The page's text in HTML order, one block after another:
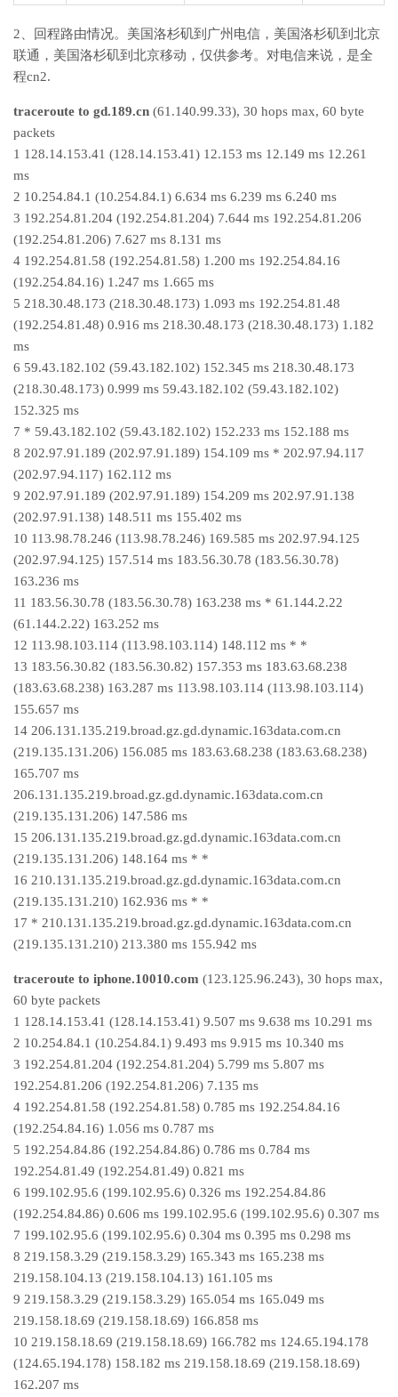
2、回程路由情况。美国洛杉矶到广州电信，美国洛杉矶到北京
联通，美国洛杉矶到北京移动，仅供参考。对电信来说，是全
程cn2.
traceroute to gd.189.cn (61.140.99.33), 30 hops max, 60 byte
packets
1 128.14.153.41 (128.14.153.41) 12.153 ms 12.149 ms 12.261
ms
2 10.254.84.1 (10.254.84.1) 6.634 ms 6.239 ms 6.240 ms
3 192.254.81.204 (192.254.81.204) 7.644 ms 192.254.81.206
(192.254.81.206) 7.627 ms 8.131 ms
4 192.254.81.58 (192.254.81.58) 1.200 ms 192.254.84.16
(192.254.84.16) 1.247 ms 1.665 ms
5 218.30.48.173 (218.30.48.173) 1.093 ms 192.254.81.48
(192.254.81.48) 0.916 ms 218.30.48.173 (218.30.48.173) 1.182
ms
6 59.43.182.102 (59.43.182.102) 152.345 ms 218.30.48.173
(218.30.48.173) 0.999 ms 59.43.182.102 (59.43.182.102)
152.325 ms
7 * 59.43.182.102 (59.43.182.102) 152.233 ms 152.188 ms
8 202.97.91.189 (202.97.91.189) 154.109 ms * 202.97.94.117
(202.97.94.117) 162.112 ms
9 202.97.91.189 (202.97.91.189) 154.209 ms 202.97.91.138
(202.97.91.138) 148.511 ms 155.402 ms
10 113.98.78.246 (113.98.78.246) 169.585 ms 202.97.94.125
(202.97.94.125) 157.514 ms 183.56.30.78 (183.56.30.78)
163.236 ms
11 183.56.30.78 (183.56.30.78) 163.238 ms * 61.144.2.22
(61.144.2.22) 163.252 ms
12 113.98.103.114 (113.98.103.114) 148.112 ms * *
13 183.56.30.82 (183.56.30.82) 157.353 ms 183.63.68.238
(183.63.68.238) 163.287 ms 113.98.103.114 (113.98.103.114)
155.657 ms
14 206.131.135.219.broad.gz.gd.dynamic.163data.com.cn
(219.135.131.206) 156.085 ms 183.63.68.238 (183.63.68.238)
165.707 ms
206.131.135.219.broad.gz.gd.dynamic.163data.com.cn
(219.135.131.206) 147.586 ms
15 206.131.135.219.broad.gz.gd.dynamic.163data.com.cn
(219.135.131.206) 148.164 ms * *
16 210.131.135.219.broad.gz.gd.dynamic.163data.com.cn
(219.135.131.210) 162.936 ms * *
17 * 210.131.135.219.broad.gz.gd.dynamic.163data.com.cn
(219.135.131.210) 213.380 ms 155.942 ms
traceroute to iphone.10010.com (123.125.96.243), 30 hops max,
60 byte packets
1 128.14.153.41 (128.14.153.41) 9.507 ms 9.638 ms 10.291 ms
2 10.254.84.1 (10.254.84.1) 9.493 ms 9.915 ms 10.340 ms
3 192.254.81.204 (192.254.81.204) 5.799 ms 5.807 ms
192.254.81.206 (192.254.81.206) 7.135 ms
4 192.254.81.58 (192.254.81.58) 0.785 ms 192.254.84.16
(192.254.84.16) 1.056 ms 0.787 ms
5 192.254.84.86 (192.254.84.86) 0.786 ms 0.784 ms
192.254.81.49 (192.254.81.49) 0.821 ms
6 199.102.95.6 (199.102.95.6) 0.326 ms 192.254.84.86
(192.254.84.86) 0.606 ms 199.102.95.6 (199.102.95.6) 0.307 ms
7 199.102.95.6 (199.102.95.6) 0.304 ms 0.395 ms 0.298 ms
8 219.158.3.29 (219.158.3.29) 165.343 ms 165.238 ms
219.158.104.13 (219.158.104.13) 161.105 ms
9 219.158.3.29 (219.158.3.29) 165.054 ms 165.049 ms
219.158.18.69 (219.158.18.69) 166.858 ms
10 219.158.18.69 (219.158.18.69) 166.782 ms 124.65.194.178
(124.65.194.178) 158.182 ms 219.158.18.69 (219.158.18.69)
162.207 ms